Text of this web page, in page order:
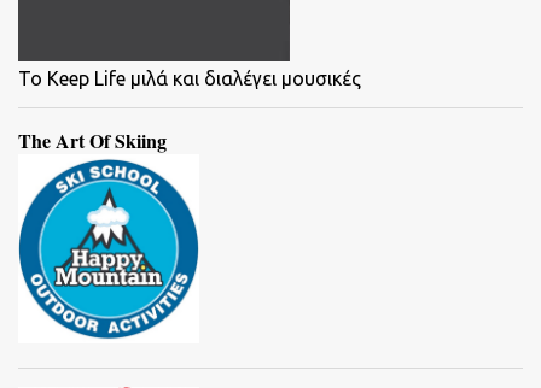
To Keep Life μιλά και διαλέγει μουσικές
The Art Of Skiing